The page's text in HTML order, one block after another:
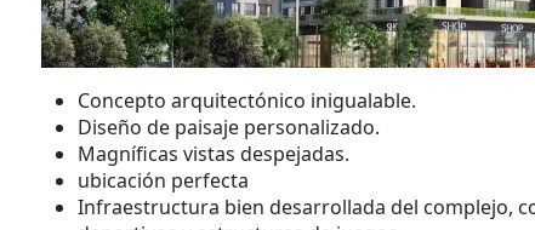
Concepto arquitectónico inigualable.
Diseño de paisaje personalizado.
Magníficas vistas despejadas.
ubicación perfecta
Infraestructura bien desarrollada del complejo,